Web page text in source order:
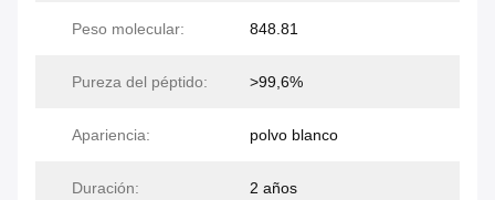
Peso molecular: 848.81
Pureza del péptido: >99,6%
Apariencia: polvo blanco
Duración: 2 años